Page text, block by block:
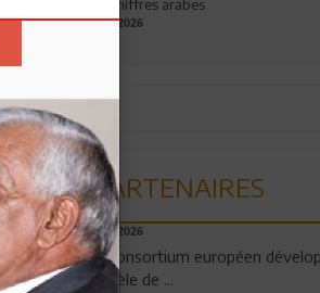
aux chiffres arabes
09.07.2026
PARTENAIRES
06.08.2026
Un consortium européen
modèle de ...